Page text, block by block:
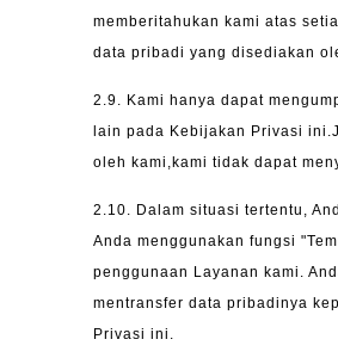
memberitahukan kami atas
data pribadi yang disediakan
2.9. Kami hanya dapat
lain pada Kebijakan Privasi
oleh kami,kami tidak dapat
2.10. Dalam situasi tertentu,
Anda menggunakan fungsi
penggunaan Layanan kami.
mentransfer data pribadinya
Privasi ini.